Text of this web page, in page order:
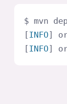
$ mvn
[INFO]
[INFO]